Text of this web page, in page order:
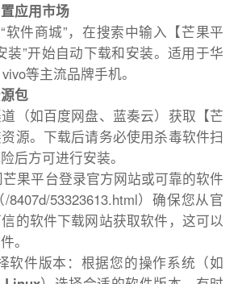
应用市场
软件商城”，在搜索中输入【芒果平
装”开始自动下载和安装。适用于华
等主流品牌手机。
包
（如百度网盘、蓝奏云）获取【芒
源。下载后请务必使用杀毒软件扫
后方可进行安装。
果平台登录官方网站或可靠的软件
8407d/53323613.html）确保您从官
的软件下载网站获取软件，这可以
。
软件版本：根据您的操作系统（如